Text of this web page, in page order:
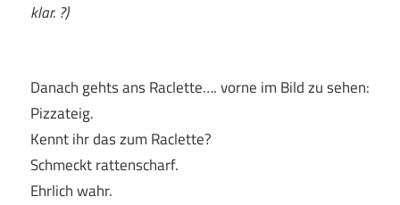
klar. ?)
Danach gehts ans Raclette…. vorne im Bild zu sehen:
Pizzateig.
Kennt ihr das zum Raclette?
Schmeckt rattenscharf.
Ehrlich wahr.